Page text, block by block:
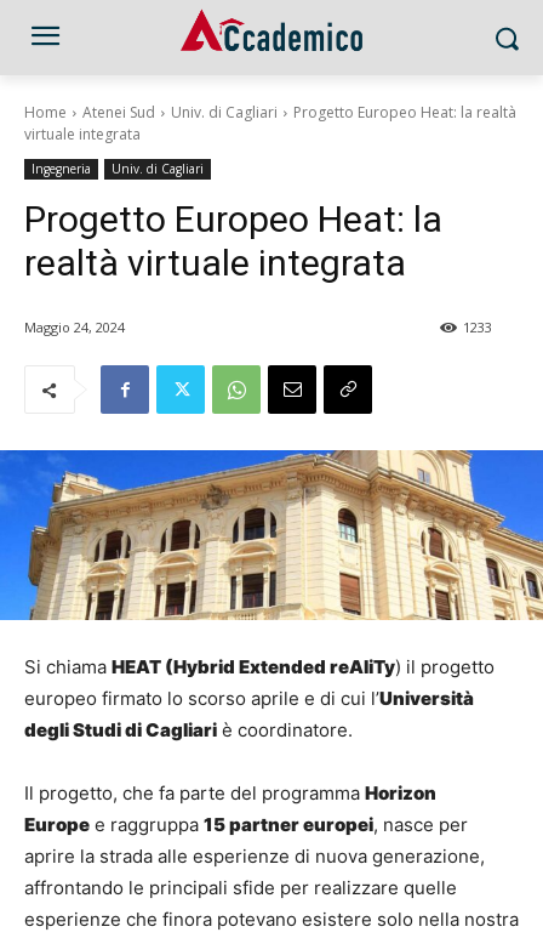
Home Atenei Sud Univ. di Cagliari
Progetto Europeo Heat: la realtà
virtuale integrata
Ingegneria Univ. di Cagliari
Progetto Europeo Heat: la
realtà virtuale integrata
Maggio 24, 2024 1233
Si chiama HEAT (Hybrid Extended reAliTy) il progetto
europeo firmato lo scorso aprile e di cui l’Università
degli Studi di Cagliari è coordinatore.
Il progetto, che fa parte del programma Horizon
Europe e raggruppa 15 partner europei, nasce per
aprire la strada alle esperienze di nuova generazione,
affrontando le principali sfide per realizzare quelle
esperienze che finora potevano esistere solo nella nostra